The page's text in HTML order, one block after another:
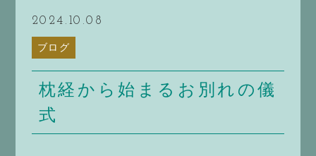
2024.10.08
ブログ
枕経から始まるお別れの儀
式